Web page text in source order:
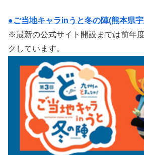
●ご当地キャラinうと冬の陣(熊本県
※最新の公式サイト開設までは前年
クしています。